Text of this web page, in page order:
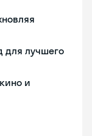
для лучшего
и